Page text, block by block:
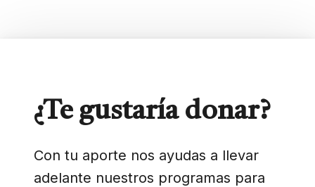
¿Te gustaría donar?
Con tu aporte nos ayudas a llevar
adelante nuestros programas para